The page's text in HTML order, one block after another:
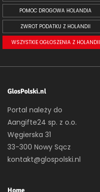
POMOC DROGOWA HOLANDIA
ZWROT PODATKU Z HOLANDII
WSZYSTKIE OGŁOSZENIA Z HOLANDII
GlosPolski.nl
Portal należy do
Aangifte24 sp. z o.o.
Węgierska 31
33-300 Nowy Sącz
kontakt@glospolski.nl